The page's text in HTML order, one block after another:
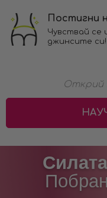
Постигни
Чувствай се
джинсите си!
Открий